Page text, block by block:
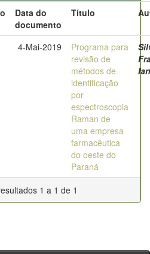
Data do
documento
Título
4-Mai-2019
Programa para
revisão de
métodos de
identificação
por
espectroscopia
Raman de
uma empresa
farmacêutica
do oeste do
Paraná
1 a 1 de 1